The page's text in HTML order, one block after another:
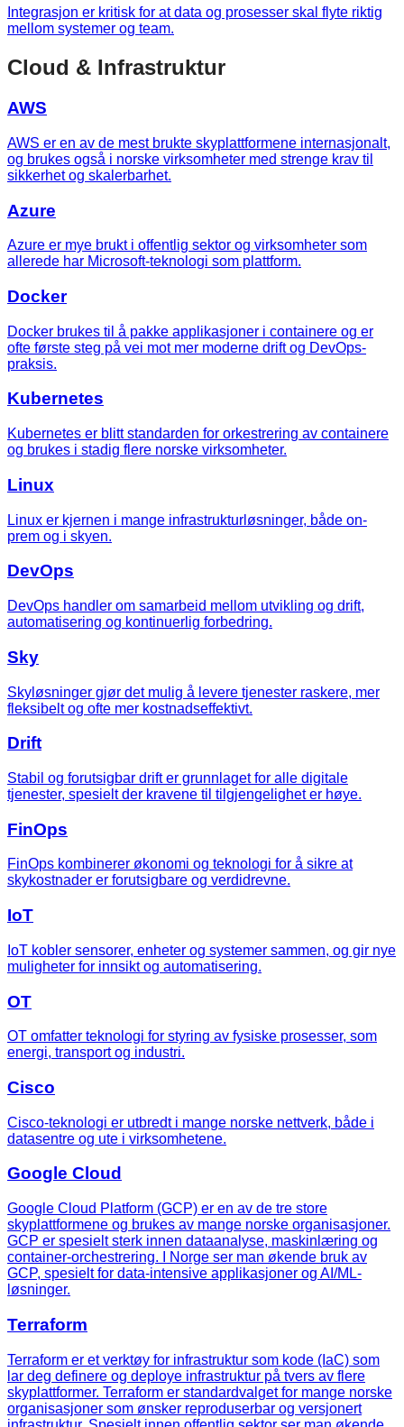
Integrasjon er kritisk for at data og prosesser skal flyte riktig
mellom systemer og team.
Cloud & Infrastruktur
AWS
AWS er en av de mest brukte skyplattformene internasjonalt,
og brukes også i norske virksomheter med strenge krav til
sikkerhet og skalerbarhet.
Azure
Azure er mye brukt i offentlig sektor og virksomheter som
allerede har Microsoft-teknologi som plattform.
Docker
Docker brukes til å pakke applikasjoner i containere og er
ofte første steg på vei mot mer moderne drift og DevOps-
praksis.
Kubernetes
Kubernetes er blitt standarden for orkestrering av containere
og brukes i stadig flere norske virksomheter.
Linux
Linux er kjernen i mange infrastrukturløsninger, både on-
prem og i skyen.
DevOps
DevOps handler om samarbeid mellom utvikling og drift,
automatisering og kontinuerlig forbedring.
Sky
Skyløsninger gjør det mulig å levere tjenester raskere, mer
fleksibelt og ofte mer kostnadseffektivt.
Drift
Stabil og forutsigbar drift er grunnlaget for alle digitale
tjenester, spesielt der kravene til tilgjengelighet er høye.
FinOps
FinOps kombinerer økonomi og teknologi for å sikre at
skykostnader er forutsigbare og verdidrevne.
IoT
IoT kobler sensorer, enheter og systemer sammen, og gir nye
muligheter for innsikt og automatisering.
OT
OT omfatter teknologi for styring av fysiske prosesser, som
energi, transport og industri.
Cisco
Cisco-teknologi er utbredt i mange norske nettverk, både i
datasentre og ute i virksomhetene.
Google Cloud
Google Cloud Platform (GCP) er en av de tre store
skyplattformene og brukes av mange norske organisasjoner.
GCP er spesielt sterk innen dataanalyse, maskinlæring og
container-orchestrering. I Norge ser man økende bruk av
GCP, spesielt for data-intensive applikasjoner og AI/ML-
løsninger.
Terraform
Terraform er et verktøy for infrastruktur som kode (IaC) som
lar deg definere og deploye infrastruktur på tvers av flere
skyplattformer. Terraform er standardvalget for mange norske
organisasjoner som ønsker reproduserbar og versjonert